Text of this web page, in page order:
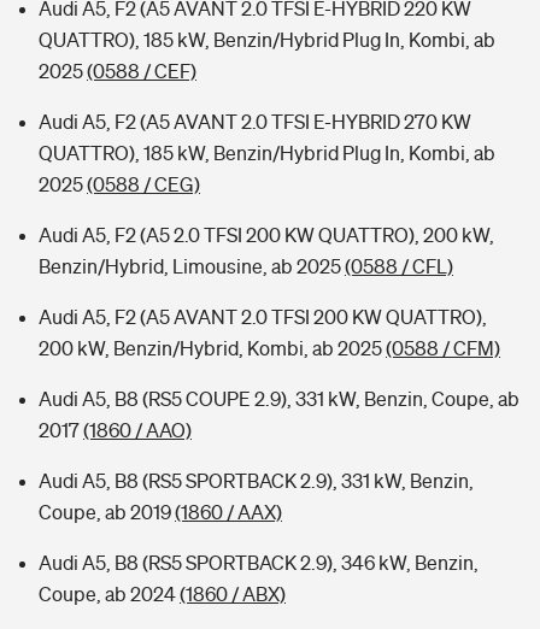
Audi A5, F2 (A5 AVANT 2.0 TFSI E-HYBRID 220 KW
QUATTRO), 185 kW, Benzin/Hybrid Plug In, Kombi, ab
2025(0588 / CEF)
Audi A5, F2 (A5 AVANT 2.0 TFSI E-HYBRID 270 KW
QUATTRO), 185 kW, Benzin/Hybrid Plug In, Kombi, ab
2025(0588 / CEG)
Audi A5, F2 (A5 2.0 TFSI 200 KW QUATTRO), 200 kW,
Benzin/Hybrid, Limousine, ab 2025(0588 / CFL)
Audi A5, F2 (A5 AVANT 2.0 TFSI 200 KW QUATTRO),
200 kW, Benzin/Hybrid, Kombi, ab 2025(0588 / CFM)
Audi A5, B8 (RS5 COUPE 2.9), 331 kW, Benzin, Coupe, ab
2017(1860 / AAO)
Audi A5, B8 (RS5 SPORTBACK 2.9), 331 kW, Benzin,
Coupe, ab 2019(1860 / AAX)
Audi A5, B8 (RS5 SPORTBACK 2.9), 346 kW, Benzin,
Coupe, ab 2024(1860 / ABX)